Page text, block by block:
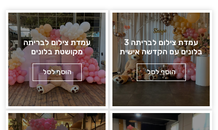
עמדת צילום לבריתה 3
בלונים עם הקדשה אישית
הוסף לסל
עמדת צילום לבריתה
מקושטת בלונים
הוסף לסל